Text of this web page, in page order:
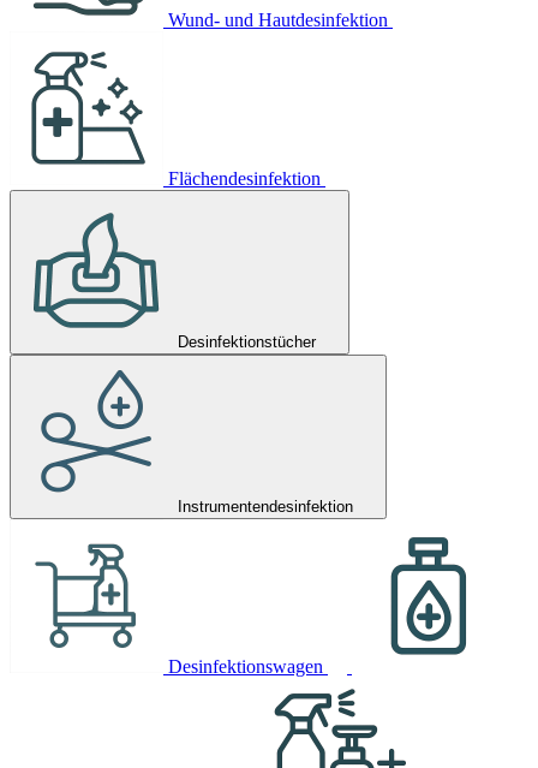
Wund- und Hautdesinfektion
Flächendesinfektion
Desinfektionstücher
Instrumentendesinfektion
Desinfektionswagen